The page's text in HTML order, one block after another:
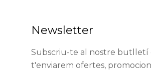
Newsletter
Subscriu-te al nostre butlletí
t'enviarem ofertes,